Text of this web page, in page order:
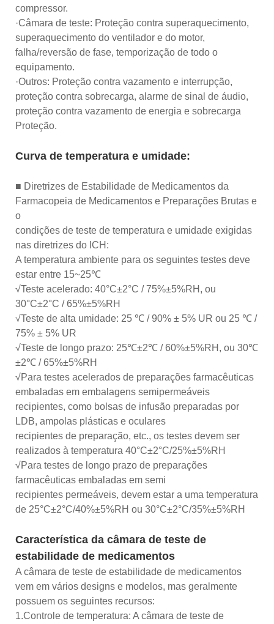
compressor.
·Câmara de teste: Proteção contra superaquecimento,
superaquecimento do ventilador e do motor,
falha/reversão de fase, temporização de todo o
equipamento.
·Outros: Proteção contra vazamento e interrupção,
proteção contra sobrecarga, alarme de sinal de áudio,
proteção contra vazamento de energia e sobrecarga
Proteção.
Curva de temperatura e umidade:
■ Diretrizes de Estabilidade de Medicamentos da
Farmacopeia de Medicamentos e Preparações Brutas e
o
condições de teste de temperatura e umidade exigidas
nas diretrizes do ICH:
A temperatura ambiente para os seguintes testes deve
estar entre 15~25℃
√Teste acelerado: 40°C±2°C / 75%±5%RH, ou
30°C±2°C / 65%±5%RH
√Teste de alta umidade: 25 ℃ / 90% ± 5% UR ou 25 ℃ /
75% ± 5% UR
√Teste de longo prazo: 25℃±2℃ / 60%±5%RH, ou 30℃
±2℃ / 65%±5%RH
√Para testes acelerados de preparações farmacêuticas
embaladas em embalagens semipermeáveis
recipientes, como bolsas de infusão preparadas por
LDB, ampolas plásticas e oculares
recipientes de preparação, etc., os testes devem ser
realizados à temperatura 40°C±2°C/25%±5%RH
√Para testes de longo prazo de preparações
farmacêuticas embaladas em semi
recipientes permeáveis, devem estar a uma temperatura
de 25°C±2°C/40%±5%RH ou 30°C±2°C/35%±5%RH
Característica da câmara de teste de
estabilidade de medicamentos
A câmara de teste de estabilidade de medicamentos
vem em vários designs e modelos, mas geralmente
possuem os seguintes recursos:
1.Controle de temperatura: A câmara de teste de